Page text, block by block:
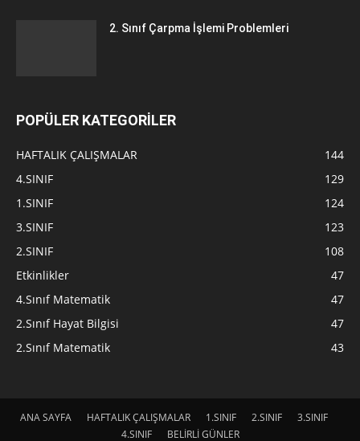
2. Sınıf Çarpma İşlemi Problemleri
POPÜLER KATEGORİLER
HAFTALIK ÇALIŞMALAR
144
4.SINIF
129
1.SINIF
124
3.SINIF
123
2.SINIF
108
Etkinlikler
47
4.Sınıf Matematik
47
2.Sınıf Hayat Bilgisi
47
2.Sınıf Matematik
43
ANA SAYFA HAFTALIK ÇALIŞMALAR 1.SINIF 2.SINIF
3.SINIF
4.SINIF
BELİRLİ GÜNLER